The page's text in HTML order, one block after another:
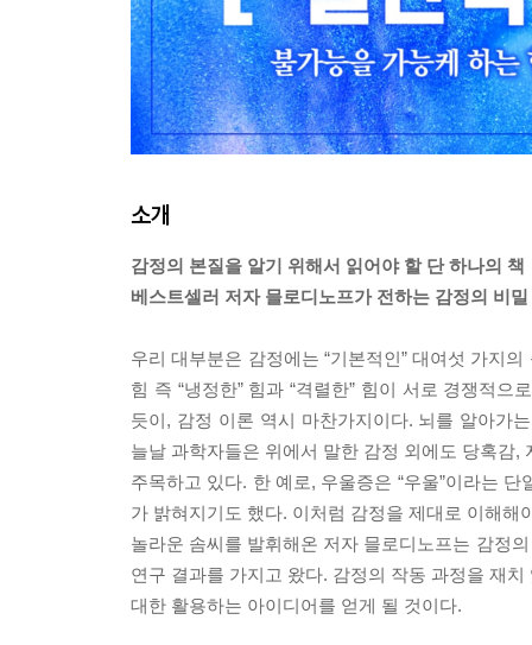
소개
감정의 본질을 알기 위해서 읽어야 할 단 하나의 책
베스트셀러 저자 믈로디노프가 전하는 감정의 비밀
우리 대부분은 감정에는 “기본적인” 대여섯 가지
힘 즉 “냉정한” 힘과 “격렬한” 힘이 서로 경쟁적
듯이, 감정 이론 역시 마찬가지이다. 뇌를 알아가
늘날 과학자들은 위에서 말한 감정 외에도 당혹감
주목하고 있다. 한 예로, 우울증은 “우울”이라는
가 밝혀지기도 했다. 이처럼 감정을 제대로 이해
놀라운 솜씨를 발휘해온 저자 믈로디노프는 감정
연구 결과를 가지고 왔다. 감정의 작동 과정을 재
대한 활용하는 아이디어를 얻게 될 것이다.